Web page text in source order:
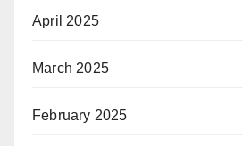
April 2025
March 2025
February 2025